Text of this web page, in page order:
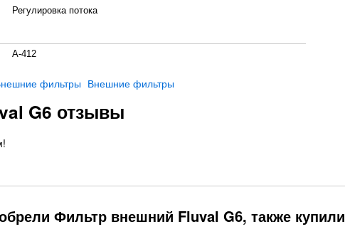
Регулировка потока
A-412
фильтры Внешние фильтры
G6 отзывы
Фильтр внешний Fluval G6, также купили